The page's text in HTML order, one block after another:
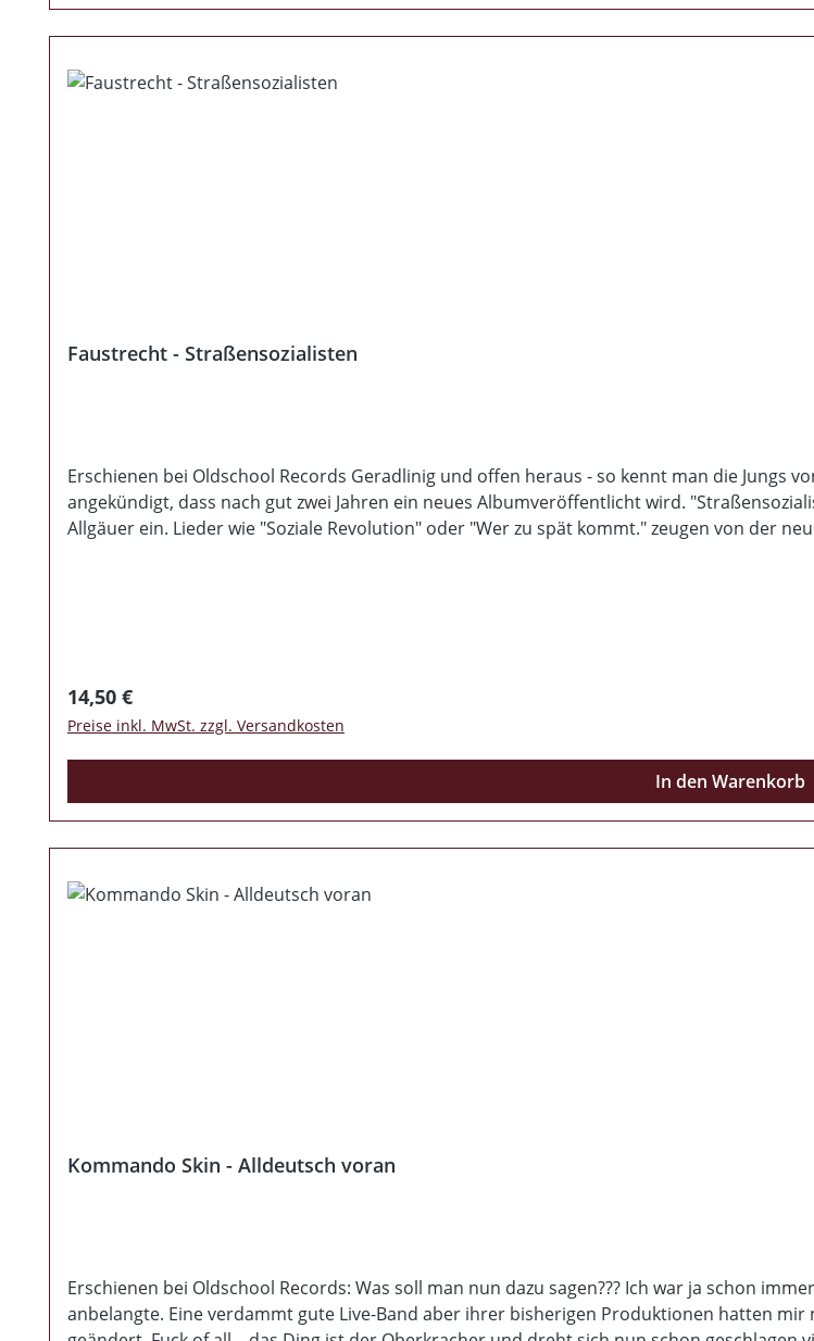
Faustrecht - Straßensozialisten
Erschienen bei Oldschool Records Geradlinig und offen heraus - so kennt man die Jungs
angekündigt, dass nach gut zwei Jahren ein neues Albumveröffentlicht wird. "Straßensozialisten" reiht sich nahtlos in
Allgäuer ein. Lieder wie "Soziale Revolution" oder "Wer zu spät kommt." zeugen von der
Regulärer Preis:
14,50 €
Preise inkl. MwSt. zzgl. Versandkosten
In den Warenkorb
Kommando Skin - Alldeutsch voran
Erschienen bei Oldschool Records: Was soll man nun dazu sagen??? Ich war ja schon
anbelangte. Eine verdammt gute Live-Band aber ihrer bisherigen Produktionen hatten